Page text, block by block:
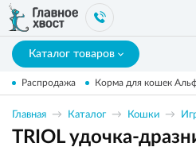
Каталог товаров
Распродажа Корма для кошек
Главная Каталог Кошки
TRIOL удочка-